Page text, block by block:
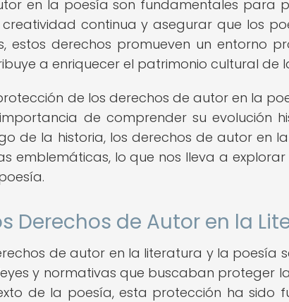
en la poesía son fundamentales para
continua y asegurar que los
estos derechos promueven un entorno
a enriquecer el patrimonio cultural de
de los derechos de autor en la
de comprender su evolución
de la historia, los derechos de autor en
emblemáticas, lo que nos lleva a
Derechos de Autor en la
de autor en la literatura y la poesía
y normativas que buscaban proteger
de la poesía, esta protección ha sido